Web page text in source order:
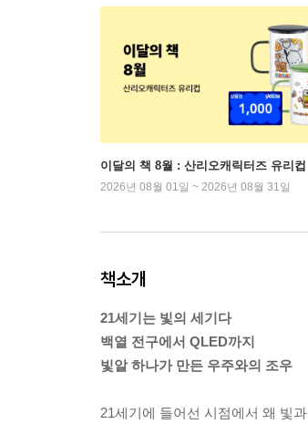
이달의 책 8월 : 산리오캐릭터즈 유리컵
2026년 08월 01일 ~ 2026년 08월 31일
책소개
21세기는 빛의 세기다
백열 전구에서 QLED까지
빛알 하나가 만든 우주와의 조우
21세기에 들어선 시점에서 왜 빛